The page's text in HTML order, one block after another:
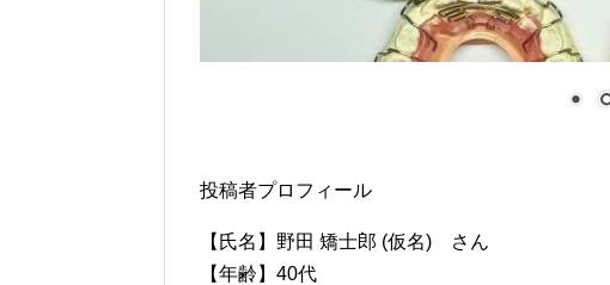
投稿者プロフィール
【氏名】野田 矯士郎 (仮名) さん
【年齢】40代